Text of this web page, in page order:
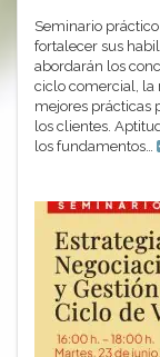
Seminario
fortalecer sus
abordarán los
ciclo comercial, la
mejores prácticas
los clientes.
los fundamentos…